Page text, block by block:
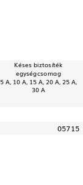
Késes biztosíték
egységcsomag
5 A, 10 A, 15 A, 20 A, 25 A,
30 A
05715